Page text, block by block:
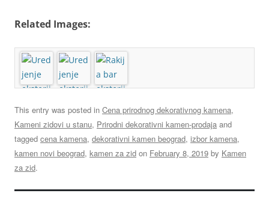
Related Images:
This entry was posted in Cena prirodnog dekorativnog kamena,
Kameni zidovi u stanu, Prirodni dekorativni kamen-prodaja and
tagged cena kamena, dekorativni kamen beograd, izbor kamena,
kamen novi beograd, kamen za zid on February 8, 2019 by Kamen
za zid.